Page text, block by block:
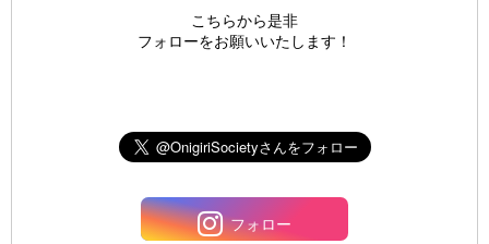
こちらから是非
フォローをお願いいたします！
フォロー